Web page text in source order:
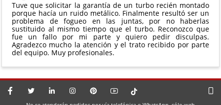
Tuve que solicitar la garantía de un turbo recién montado
porque hacía un ruido metálico. Finalmente resultó ser un
problema de fogueo en las juntas, por no haberlas
sustituido al mismo tiempo que el turbo. Reconozco que
fue un fallo por mi parte y quiero pedir disculpas.
Agradezco mucho la atención y el trato recibido por parte
del equipo. Muy profesionales.